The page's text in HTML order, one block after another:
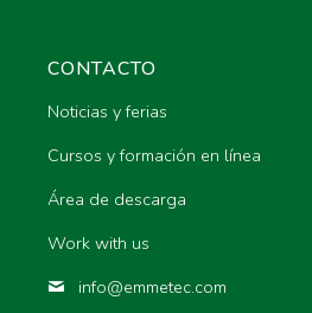
CONTACTO
Noticias y ferias
Cursos y formación en línea
Área de descarga
Work with us
info@emmetec.com